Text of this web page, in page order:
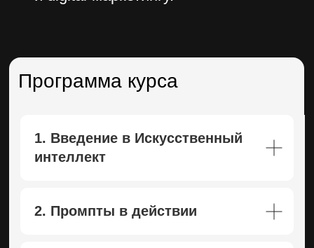
Программа курса
1. Введение в Искусственный
интеллект
2. Промпты в действии